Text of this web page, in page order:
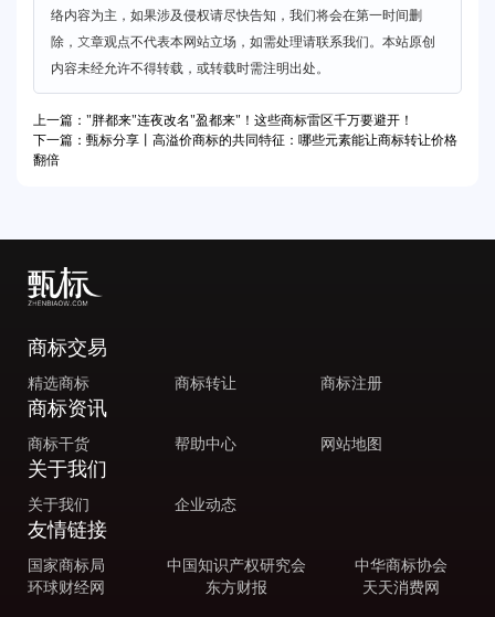
络内容为主，如果涉及侵权请尽快告知，我们将会在第一时间删
除，文章观点不代表本网站立场，如需处理请联系我们。本站原创
内容未经允许不得转载，或转载时需注明出处。
上一篇："胖都来"连夜改名"盈都来"！这些商标雷区千万要避开！
下一篇：甄标分享丨高溢价商标的共同特征：哪些元素能让商标转让价格
翻倍
商标交易
精选商标 商标转让 商标注册
商标资讯
商标干货 帮助中心 网站地图
关于我们
关于我们 企业动态
友情链接
国家商标局 中国知识产权研究会
中华商标协会
环球财经网
东方财报 天天消费网